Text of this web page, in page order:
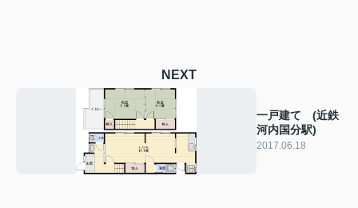
NEXT
一戸建て (近鉄
河内国分駅)
2017.06.18